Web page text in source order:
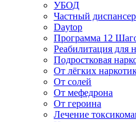
УБОД
Частный диспансер
Daytop
Программа 12
Реабилитация для
Подростковая
От лёгких
От солей
От мефедрона
От героина
Лечение